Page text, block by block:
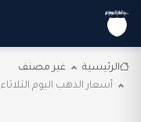
الرئيسية
غير مصنف
أسعار الذهب اليوم الثلاثاء 2-8-2022 داخل محلات الصاغة